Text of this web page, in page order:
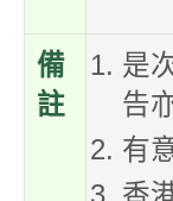
備
註
是
告
有